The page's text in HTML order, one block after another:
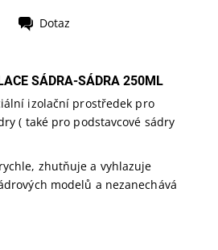
Dotaz
SÁDRA-SÁDRA 250ML
izolační prostředek pro
( také pro podstavcové sádry
zhutňuje a vyhlazuje
modelů a nezanechává